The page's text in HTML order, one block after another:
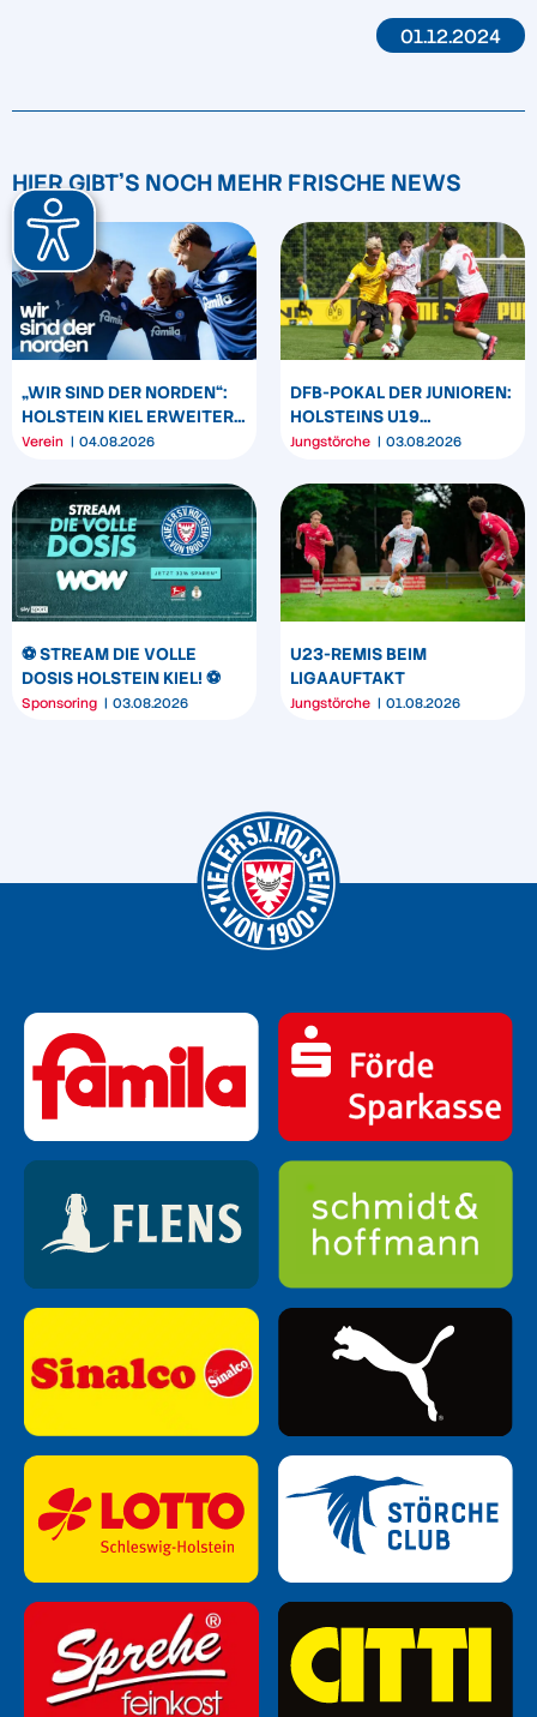
01.12.2024
HIER GIBT'S NOCH MEHR FRISCHE NEWS
„WIR SIND DER NORDEN“:
HOLSTEIN KIEL ERWEITERT
SEIN MARKENBILD
Verein 04.08.2026
DFB-POKAL DER JUNIOREN:
HOLSTEINS U19
TRIUMPHIERT IN
Jungstörche 03.08.2026
⚽️ STREAM DIE VOLLE
DOSIS HOLSTEIN KIEL! ⚽️
Sponsoring 03.08.2026
U23-REMIS BEIM
LIGAAUFTAKT
Jungstörche 01.08.2026